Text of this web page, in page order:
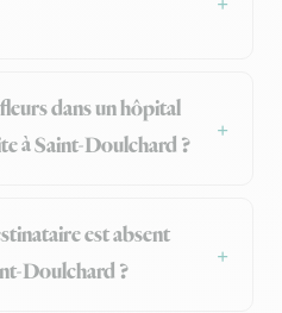
dans un hôpital
à Saint-Doulchard ?
est absent
Doulchard ?